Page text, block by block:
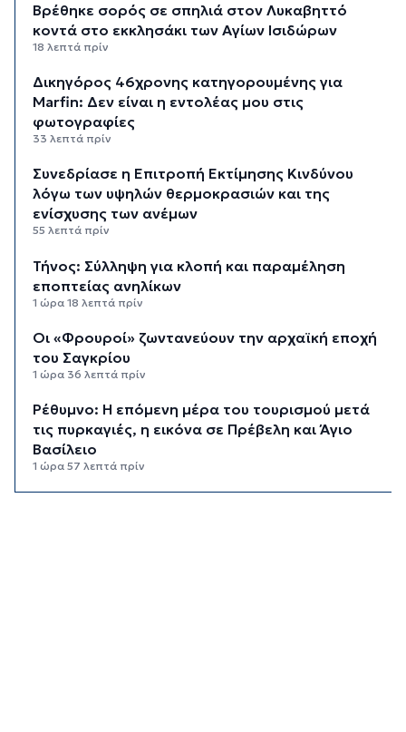
Βρέθηκε σορός σε σπηλιά στον Λυκαβηττό
κοντά στο εκκλησάκι των Αγίων Ισιδώρων
18 λεπτά πρίν
Δικηγόρος 46χρονης κατηγορουμένης για
Marfin: Δεν είναι η εντολέας μου στις
φωτογραφίες
33 λεπτά πρίν
Συνεδρίασε η Επιτροπή Εκτίμησης Κινδύνου
λόγω των υψηλών θερμοκρασιών και της
ενίσχυσης των ανέμων
55 λεπτά πρίν
Τήνος: Σύλληψη για κλοπή και παραμέληση
εποπτείας ανηλίκων
1 ώρα 18 λεπτά πρίν
Οι «Φρουροί» ζωντανεύουν την αρχαϊκή εποχή
του Σαγκρίου
1 ώρα 36 λεπτά πρίν
Ρέθυμνο: Η επόμενη μέρα του τουρισμού μετά
τις πυρκαγιές, η εικόνα σε Πρέβελη και Άγιο
Βασίλειο
1 ώρα 57 λεπτά πρίν